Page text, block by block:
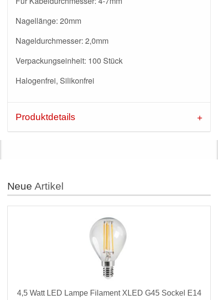
Nagellänge: 20mm
Nageldurchmesser: 2,0mm
Verpackungseinheit: 100 Stück
Halogenfrei, Silikonfrei
Produktdetails
Neue Artikel
4,5 Watt LED Lampe Filament XLED G45 Sockel E14